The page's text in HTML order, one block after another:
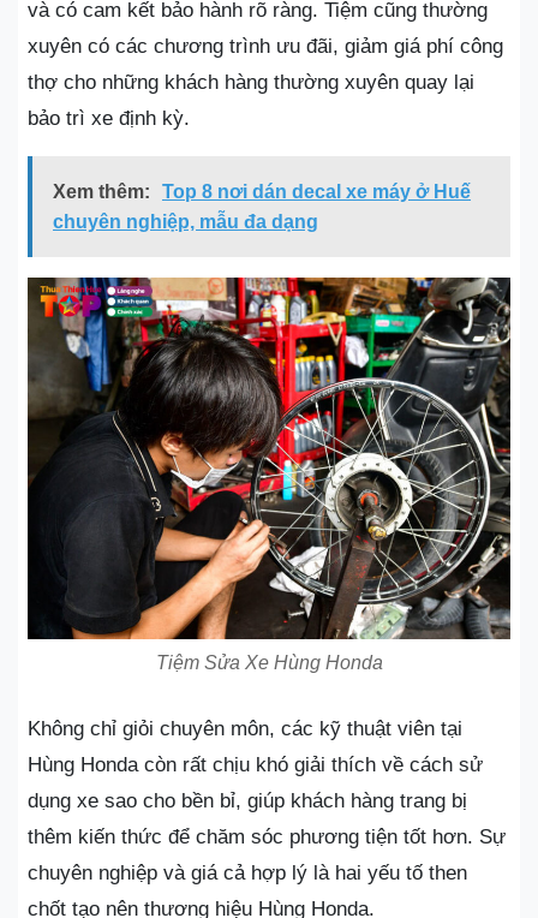
và có cam kết bảo hành rõ ràng. Tiệm cũng thường
xuyên có các chương trình ưu đãi, giảm giá phí công
thợ cho những khách hàng thường xuyên quay lại
bảo trì xe định kỳ.
Xem thêm:
Top 8 nơi dán decal xe máy ở Huế
chuyên nghiệp, mẫu đa dạng
Tiệm Sửa Xe Hùng Honda
Không chỉ giỏi chuyên môn, các kỹ thuật viên tại
Hùng Honda còn rất chịu khó giải thích về cách sử
dụng xe sao cho bền bỉ, giúp khách hàng trang bị
thêm kiến thức để chăm sóc phương tiện tốt hơn. Sự
chuyên nghiệp và giá cả hợp lý là hai yếu tố then
chốt tạo nên thương hiệu Hùng Honda.